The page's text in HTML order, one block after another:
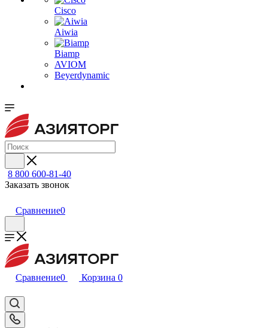
Cisco
Aiwia
Biamp
AVIOM
Beyerdynamic
8 800 600-81-40
Заказать звонок
Сравнение0
Сравнение0 Корзина 0